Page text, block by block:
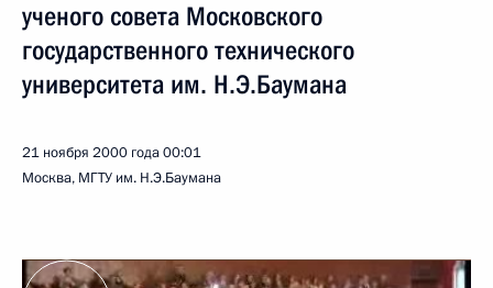
ученого совета Московского
государственного технического
университета им. Н.Э.Баумана
21 ноября 2000 года00:01
Москва, МГТУ им. Н.Э.Баумана